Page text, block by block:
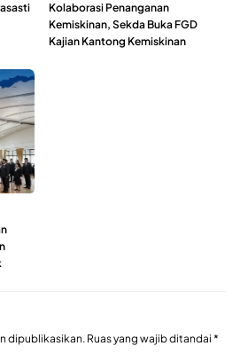
Kolaborasi Penanganan
Kemiskinan, Sekda Buka FGD
Kajian Kantong Kemiskinan
dipublikasikan. Ruas yang wajib ditandai *